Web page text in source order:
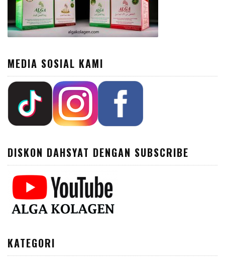
MEDIA SOSIAL KAMI
DISKON DAHSYAT DENGAN SUBSCRIBE
KATEGORI